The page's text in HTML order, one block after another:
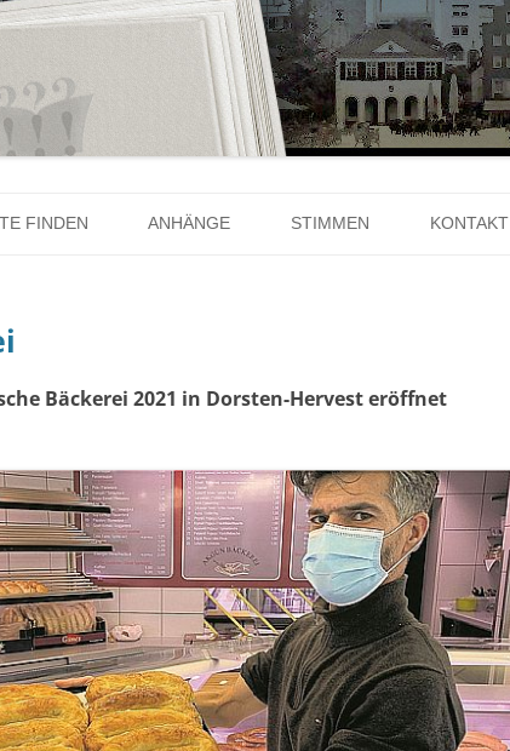
zum
FINDEN
UM DIE WELTKRIEGE
ANHÄNGE
LINKS
STIMMEN KONTAKT
DANK
Bäckerei 2021 in Dorsten-Hervest eröffnet